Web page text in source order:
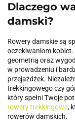
Dlaczego
damski?
Rowery damskie są
oczekiwaniom kobiet.
geometrią oraz
w prowadzeniu i
przejażdżek.
trekkingowego czy
który spełni Twoje
rowery trekkingowe,
rowerów damskich.